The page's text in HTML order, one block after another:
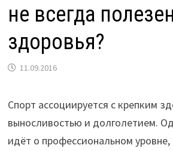
не всегда
здоровья?
11.09.2016
Спорт ассоциируется с крепким
выносливостью и долголетием.
идёт о профессиональном уровне,